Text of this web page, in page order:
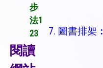
步
法1
23
閱讀
7. 圖書排架︰